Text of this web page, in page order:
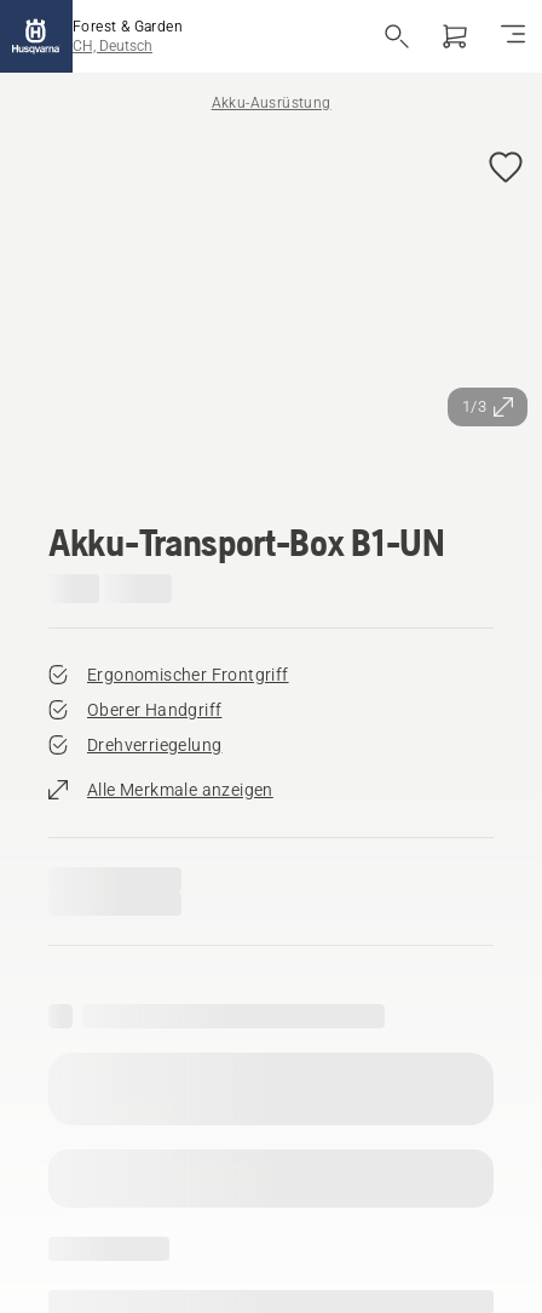
Forest & Garden
CH, Deutsch
Akku-Ausrüstung
1/3
Akku-Transport-Box B1-UN
Ergonomischer Frontgriff
Oberer Handgriff
Drehverriegelung
Alle Merkmale anzeigen